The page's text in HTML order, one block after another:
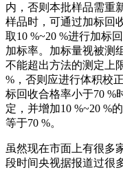
内，否则本批样品需重
样品时，可通过加标回
取10 %~20 %进行加标
加标率。加标量视被测
不能超出方法的测定上
%，否则应进行体积校
标回收合格率小于70 %
定，并增加10 %~20 %
等于70 %。
虽然现在市面上有很多
段时间央视据报道过很